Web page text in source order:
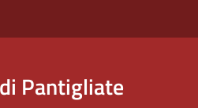
Pantigliate